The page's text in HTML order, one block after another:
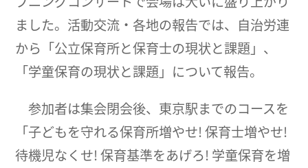
ました。活動交流・各地の報告では、自治労連
から「公立保育所と保育士の現状と課題」、
「学童保育の現状と課題」について報告。
参加者は集会閉会後、東京駅までのコースを
「子どもを守れる保育所増やせ! 保育士増やせ!
待機児なくせ! 保育基準をあげろ! 学童保育を増